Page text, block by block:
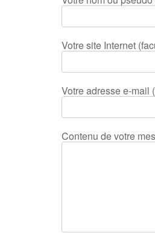
Votre site Internet
Votre adresse e-mail
Contenu de votre